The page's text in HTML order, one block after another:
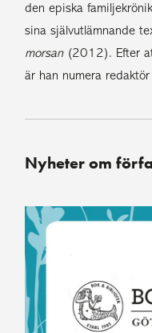
den episka
sina självutlämnande
morsan(2012). Efter
är han numera
Nyheter om